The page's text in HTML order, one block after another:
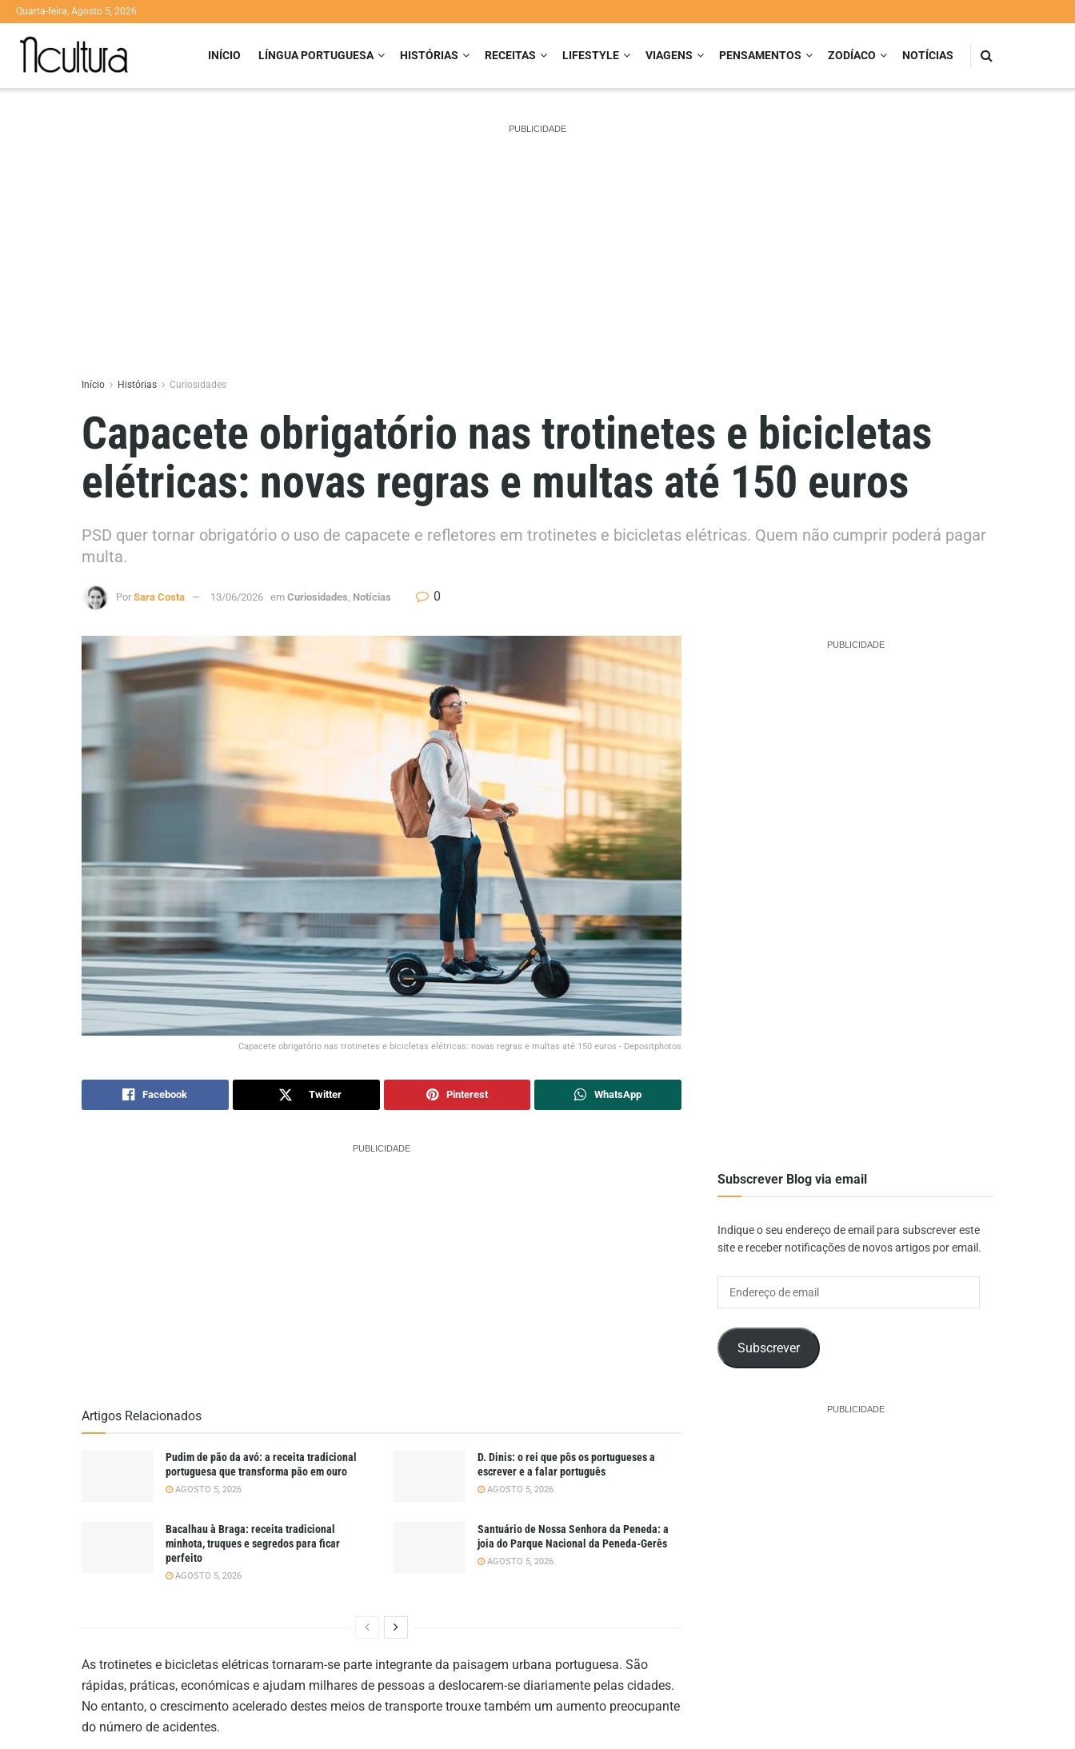
Quarta-feira, Agosto 5, 2026
INÍCIO LÍNGUA PORTUGUESA HISTÓRIAS RECEITAS LIFESTYLE VIAGENS PENSAMENTOS ZODÍACO NOTÍCIAS
PUBLICIDADE
Início Histórias Curiosidades
Capacete obrigatório nas trotinetes e bicicletas
elétricas: novas regras e multas até 150 euros
PSD quer tornar obrigatório o uso de capacete e refletores em trotinetes e bicicletas elétricas. Quem não cumprir poderá pagar
multa.
Por Sara Costa 13/06/2026 em Curiosidades, Notícias 0
Capacete obrigatório nas trotinetes e bicicletas elétricas: novas regras e multas até 150 euros - Depositphotos
Facebook Twitter Pinterest WhatsApp
PUBLICIDADE
Artigos Relacionados
Pudim de pão da avó: a receita tradicional
portuguesa que transforma pão em ouro
AGOSTO 5, 2026
D. Dinis: o rei que pôs os portugueses a
escrever e a falar português
AGOSTO 5, 2026
Bacalhau à Braga: receita tradicional
minhota, truques e segredos para ficar
perfeito
AGOSTO 5, 2026
Santuário de Nossa Senhora da Peneda: a
joia do Parque Nacional da Peneda-Gerês
AGOSTO 5, 2026
As trotinetes e bicicletas elétricas tornaram-se parte integrante da paisagem urbana portuguesa. São
rápidas, práticas, económicas e ajudam milhares de pessoas a deslocarem-se diariamente pelas cidades.
No entanto, o crescimento acelerado destes meios de transporte trouxe também um aumento preocupante
do número de acidentes.
PUBLICIDADE
Subscrever Blog via email
Indique o seu endereço de email para subscrever este
site e receber notificações de novos artigos por email.
Subscrever
PUBLICIDADE